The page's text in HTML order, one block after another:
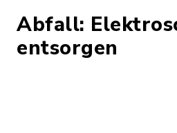
Abfall:
entsorgen